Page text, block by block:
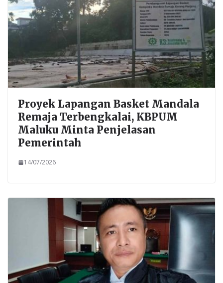
Proyek Lapangan Basket Mandala
Remaja Terbengkalai, KBPUM
Maluku Minta Penjelasan
Pemerintah
14/07/2026